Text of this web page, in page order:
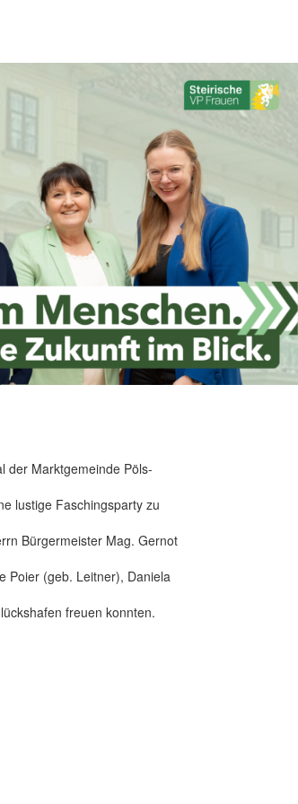
der Marktgemeinde Pöls-
lustige Faschingsparty zu
Bürgermeister Mag. Gernot
Poier (geb. Leitner), Daniela
freuen konnten.